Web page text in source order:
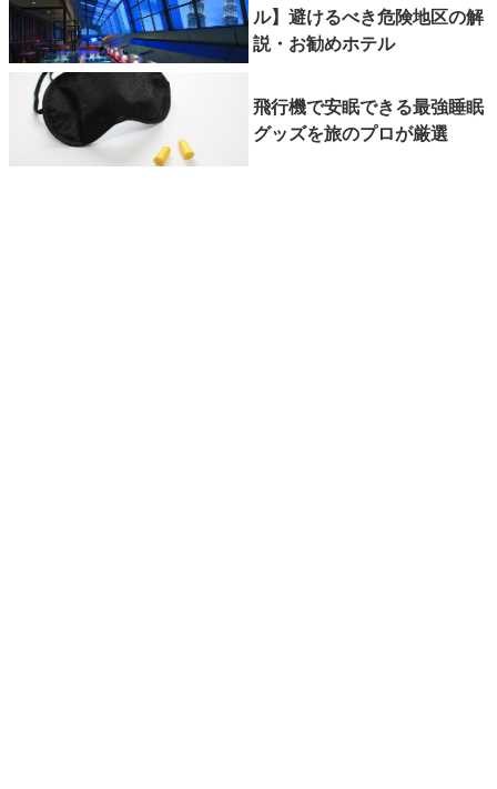
ル】避けるべき危険地区の解
説・お勧めホテル
飛行機で安眠できる最強睡眠
グッズを旅のプロが厳選